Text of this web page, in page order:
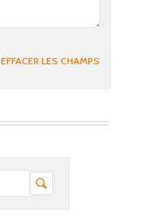
EFFACER LES CHAMPS